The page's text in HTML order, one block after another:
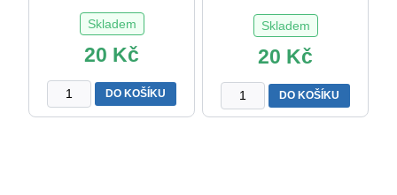
Skladem
20 Kč
Včeličky
minisamolepky
DO KOŠÍKU
Skladem
20 Kč
Berušky
a
DO KOŠÍKU